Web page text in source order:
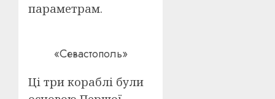
параметрам.
«Севастополь»
Ці три кораблі були